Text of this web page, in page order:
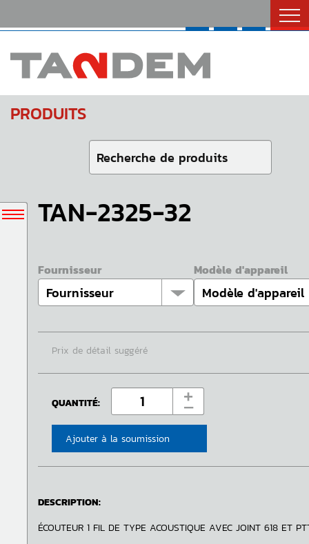
Catalogues
Nous Joindre
English
PRODUITS
TAN-2325-32
Fournisseur Modèle d'appareil
Prix de détail suggéré
QUANTITÉ: +
‒
Ajouter à la soumission
DESCRIPTION:
ÉCOUTEUR 1 FIL DE TYPE ACOUSTIQUE AVEC JOINT 618 ET